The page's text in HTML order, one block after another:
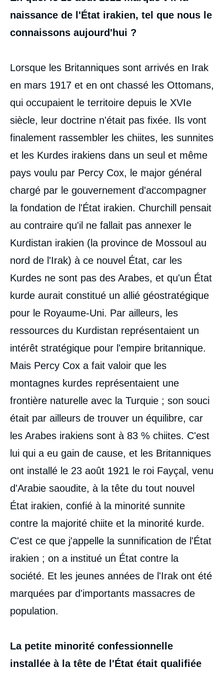
intervention
médiatique
naissance de l'État irakien, tel que nous le
connaissons aujourd'hui ?
Lorsque les Britanniques sont arrivés en Irak
en mars 1917 et en ont chassé les Ottomans,
qui occupaient le territoire depuis le XVIe
siècle, leur doctrine n'était pas fixée. Ils vont
finalement rassembler les chiites, les sunnites
et les Kurdes irakiens dans un seul et même
pays voulu par Percy Cox, le major général
chargé par le gouvernement d'accompagner
la fondation de l'État irakien. Churchill pensait
au contraire qu'il ne fallait pas annexer le
Kurdistan irakien (la province de Mossoul au
nord de l'Irak) à ce nouvel État, car les
Kurdes ne sont pas des Arabes, et qu'un État
kurde aurait constitué un allié géostratégique
pour le Royaume-Uni. Par ailleurs, les
ressources du Kurdistan représentaient un
intérêt stratégique pour l'empire britannique.
Mais Percy Cox a fait valoir que les
montagnes kurdes représentaient une
frontière naturelle avec la Turquie ; son souci
était par ailleurs de trouver un équilibre, car
les Arabes irakiens sont à 83 % chiites. C'est
lui qui a eu gain de cause, et les Britanniques
ont installé le 23 août 1921 le roi Fayçal, venu
d'Arabie saoudite, à la tête du tout nouvel
État irakien, confié à la minorité sunnite
contre la majorité chiite et la minorité kurde.
C'est ce que j'appelle la sunnification de l'État
irakien ; on a institué un État contre la
société. Et les jeunes années de l'Irak ont été
marquées par d'importants massacres de
population.
La petite minorité confessionnelle
installée à la tête de l'État était qualifiée